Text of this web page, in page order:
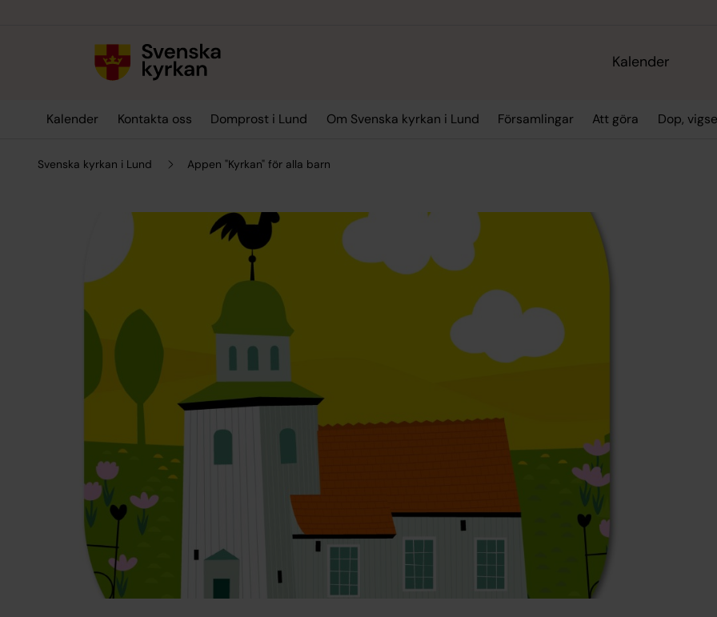
Kalender
Kalender Kontakta oss Domprost i Lund Om Svenska kyrkan i Lund Församlingar Att göra Dop,
Svenska kyrkan i Lund Appen "Kyrkan" för alla barn